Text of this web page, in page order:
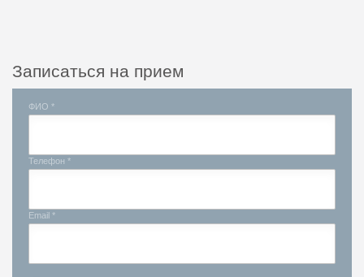
Записаться на прием
ФИО *
Телефон *
Email *